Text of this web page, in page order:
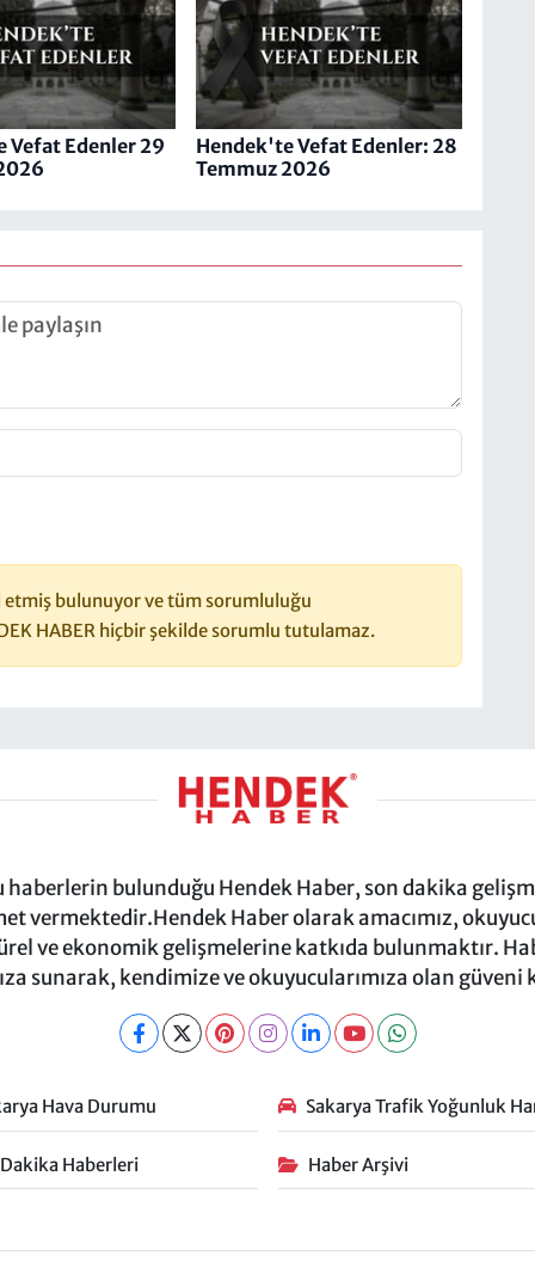
Vefat Edenler 29
Hendek'te Vefat Edenler: 28
Temmuz 2026
etmiş bulunuyor ve tüm sorumluluğu
HABER hiçbir şekilde sorumlu tutulamaz.
bulunduğu Hendek Haber, son dakika
vermektedir.Hendek Haber olarak amacımız,
ve ekonomik gelişmelerine katkıda bulunmaktır.
sunarak, kendimize ve okuyucularımıza olan güveni
Hava Durumu Sakarya Trafik Yoğunluk
Haberleri Haber Arşivi